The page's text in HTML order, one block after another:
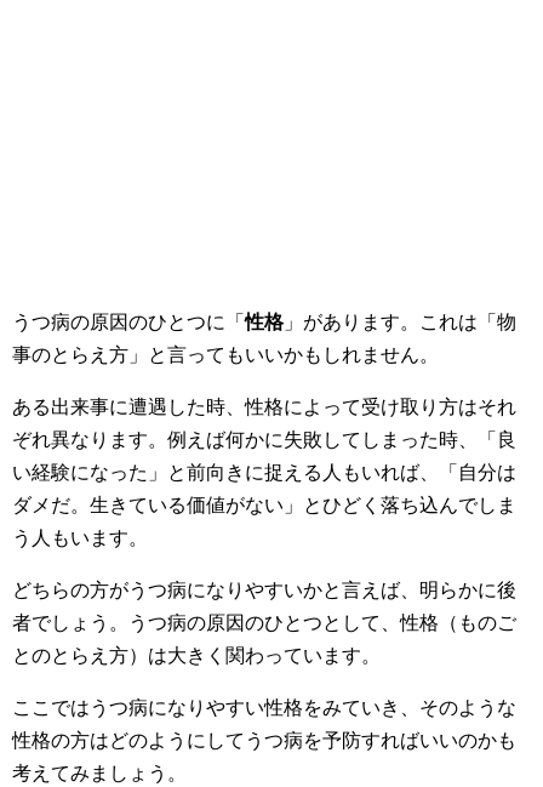
うつ病の原因のひとつに「性格」があります。これは「物
事のとらえ方」と言ってもいいかもしれません。
ある出来事に遭遇した時、性格によって受け取り方はそれ
ぞれ異なります。例えば何かに失敗してしまった時、「良
い経験になった」と前向きに捉える人もいれば、「自分は
ダメだ。生きている価値がない」とひどく落ち込んでしま
う人もいます。
どちらの方がうつ病になりやすいかと言えば、明らかに後
者でしょう。うつ病の原因のひとつとして、性格（ものご
とのとらえ方）は大きく関わっています。
ここではうつ病になりやすい性格をみていき、そのような
性格の方はどのようにしてうつ病を予防すればいいのかも
考えてみましょう。